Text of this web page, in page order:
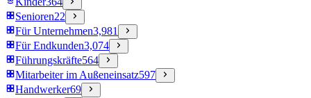
Senioren22
Für Unternehmen3,981
Für Endkunden3,074
Führungskräfte564
Mitarbeiter im Außeneinsatz597
Handwerker69